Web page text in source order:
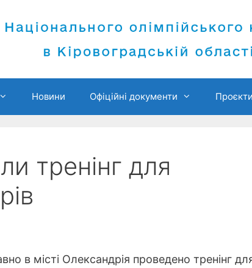
Новини Офіційні документи Проєкти
тренінг для
в місті Олександрія проведено тренінг